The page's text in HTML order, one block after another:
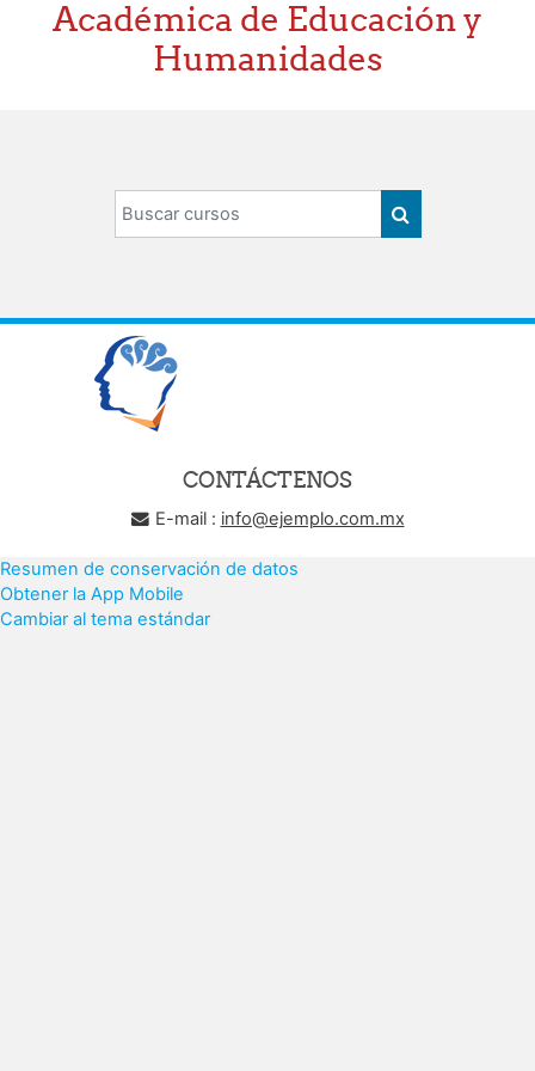
Académica de Educación y
Humanidades
Buscar cursos
BUSCAR
CONTÁCTENOS
E-mail : info@ejemplo.com.mx
Resumen de conservación de datos
Obtener la App Mobile
Cambiar al tema estándar